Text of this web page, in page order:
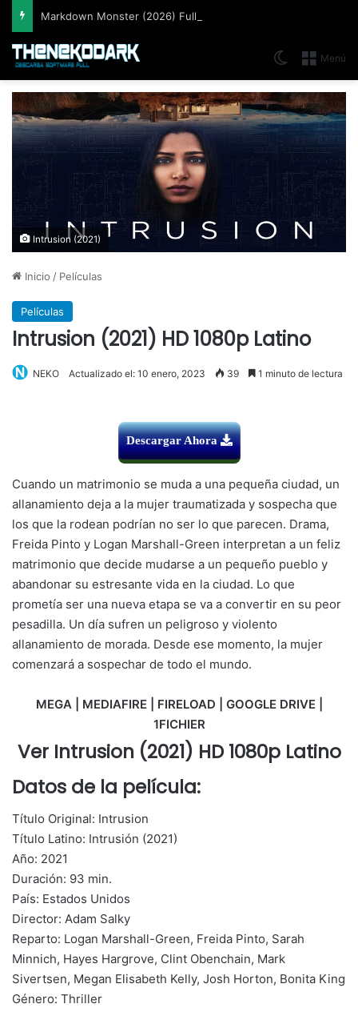
Markdown Monster (2026) Full Español [Mega]
Menú
Switch skin
Intrusion (2021)
Inicio / Películas
Películas
Intrusion (2021) HD 1080p Latino
NEKO Actualizado el: 10 enero, 2023 39 1 minuto de lectura
Descargar Ahora
Cuando un matrimonio se muda a una pequeña ciudad, un
allanamiento deja a la mujer traumatizada y sospecha que
los que la rodean podrían no ser lo que parecen. Drama,
Freida Pinto y Logan Marshall-Green interpretan a un feliz
matrimonio que decide mudarse a un pequeño pueblo y
abandonar su estresante vida en la ciudad. Lo que
prometía ser una nueva etapa se va a convertir en su peor
pesadilla. Un día sufren un peligroso y violento
allanamiento de morada. Desde ese momento, la mujer
comenzará a sospechar de todo el mundo.
MEGA | MEDIAFIRE | FIRELOAD | GOOGLE DRIVE |
1FICHIER
Ver Intrusion (2021) HD 1080p Latino
Datos de la película:
Título Original: Intrusion
Título Latino: Intrusión (2021)
Año: 2021
Duración: 93 min.
País: Estados Unidos
Director: Adam Salky
Reparto: Logan Marshall-Green, Freida Pinto, Sarah
Minnich, Hayes Hargrove, Clint Obenchain, Mark
Sivertsen, Megan Elisabeth Kelly, Josh Horton, Bonita King
Género: Thriller